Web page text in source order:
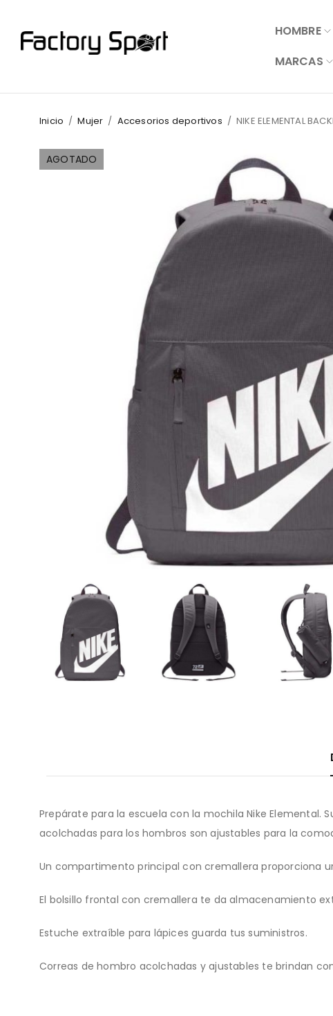
HOMBRE
MARCAS
Inicio / Mujer / Accesorios deportivos / NIKE ELEMENTAL
AGOTADO
Prepárate para la escuela con la mochila Nike
acolchadas para los hombros son ajustables para la
Un compartimento principal con cremallera proporciona
El bolsillo frontal con cremallera te da almacenamiento
Estuche extraíble para lápices guarda tus suministros.
Correas de hombro acolchadas y ajustables te brindan